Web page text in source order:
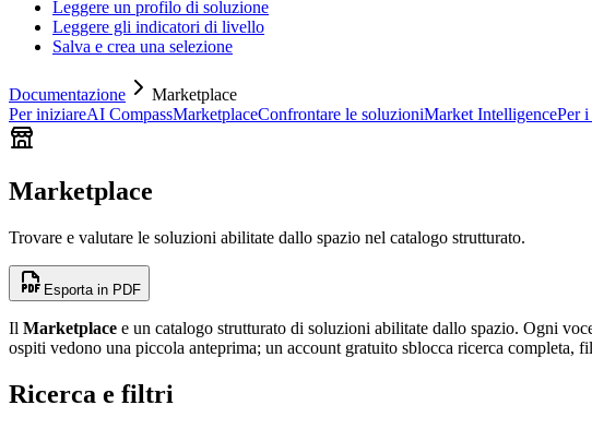
Leggere un profilo di soluzione
Leggere gli indicatori di livello
Salva e crea una selezione
Documentazione
Marketplace
Per iniziareAI CompassMarketplaceConfrontare le soluzioniMarket IntelligencePer
Marketplace
Trovare e valutare le soluzioni abilitate dallo spazio nel catalogo strutturato.
Esporta in PDF
Il Marketplace e un catalogo strutturato di soluzioni abilitate dallo spazio. Ogni
ospiti vedono una piccola anteprima; un account gratuito sblocca ricerca completa,
Ricerca e filtri